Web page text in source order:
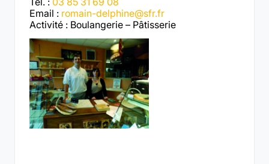
Email : romain-delphine@sfr.fr
Activité : Boulangerie – Pâtisserie